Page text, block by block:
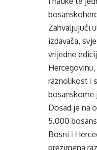
Zahvaljujući
izdavača,
vrijedne
raznolikost i
bosanskome
Dosad je na
5.000
Bosni i
prezimena